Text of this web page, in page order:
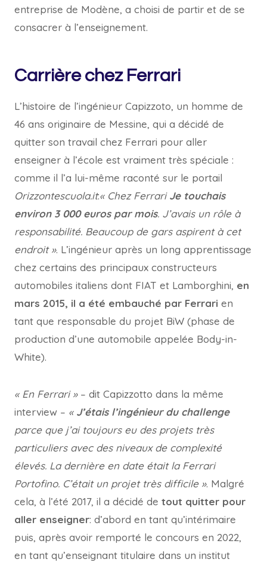
entreprise de Modène, a choisi de partir et de se
consacrer à l’enseignement.
Carrière chez Ferrari
L’histoire de l’ingénieur Capizzoto, un homme de
46 ans originaire de Messine, qui a décidé de
quitter son travail chez Ferrari pour aller
enseigner à l’école est vraiment très spéciale :
comme il l’a lui-même raconté sur le portail
Orizzontescuola.it:« Chez FerrariJe touchais
environ 3 000 euros par mois. J’avais un rôle à
responsabilité. Beaucoup de gars aspirent à cet
endroit ». L’ingénieur après un long apprentissage
chez certains des principaux constructeurs
automobiles italiens dont FIAT et Lamborghini, en
mars 2015, il a été embauché par Ferrari en
tant que responsable du projet BiW (phase de
production d’une automobile appelée Body-in-
White).
« En Ferrari »– dit Capizzotto dans la même
interview – « J’étais l’ingénieur du challenge
parce que j’ai toujours eu des projets très
particuliers avec des niveaux de complexité
élevés. La dernière en date était la Ferrari
Portofino. C’était un projet très difficile ». Malgré
cela, à l’été 2017, il a décidé de tout quitter pour
aller enseigner: d’abord en tant qu’intérimaire
puis, après avoir remporté le concours en 2022,
en tant qu’enseignant titulaire dans un institut